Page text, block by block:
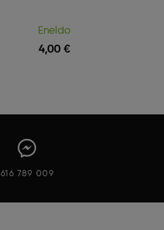
Eneldo
4,00 €
616 789 009